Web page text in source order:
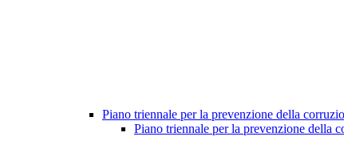
Piano triennale per la prevenzione della
Piano triennale per la prevenzione della